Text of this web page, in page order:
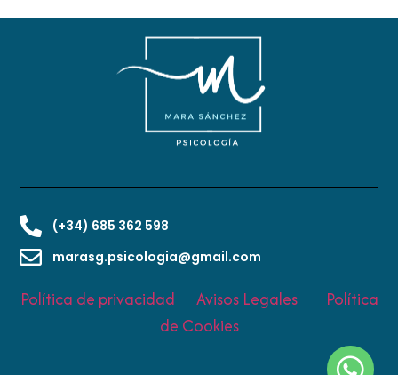
(+34) 685 362 598
marasg.psicologia@gmail.com
Política de privacidad Avisos Legales
Política
de Cookies